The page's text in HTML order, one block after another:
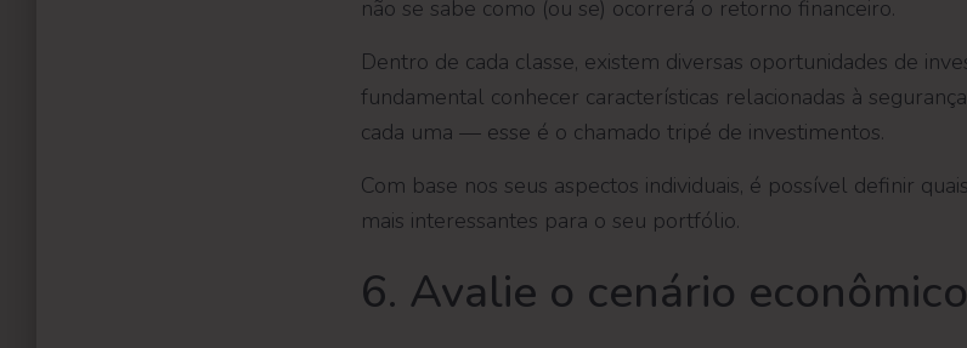
não se sabe como (ou se) ocorrerá o retorno financeiro.
Dentro de cada classe, existem diversas oportunidades de
fundamental conhecer características relacionadas à
cada uma — esse é o chamado tripé de investimentos.
Com base nos seus aspectos individuais, é possível definir
mais interessantes para o seu portfólio.
6. Avalie o cenário econômico